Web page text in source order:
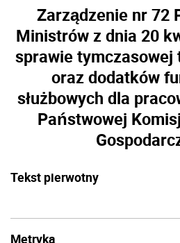
Zarządzenie nr 72
Ministrów z dnia 20
sprawie
oraz dodatków
służbowych dla
Państwowej
Tekst pierwotny
Metryka